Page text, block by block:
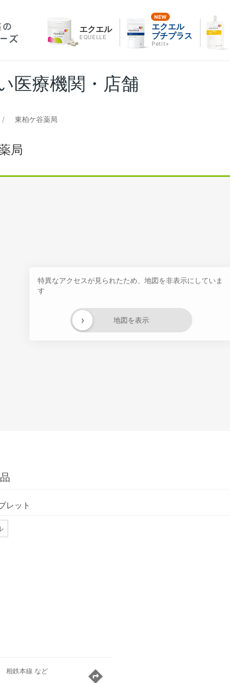
エクエル
EQUELLE
エクエル
プチプラス
Petit+
医療機関・店舗
東柏ケ谷薬局
局
特異なアクセスが見られたため、地図を非表示にしていま
す
地図を表示
›
レット
相鉄本線 など